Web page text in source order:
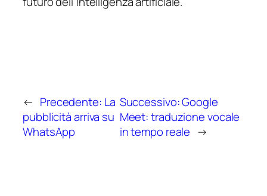
← Precedente: La
pubblicità arriva su
WhatsApp
Successivo:Google
Meet: traduzione vocale
in tempo reale →